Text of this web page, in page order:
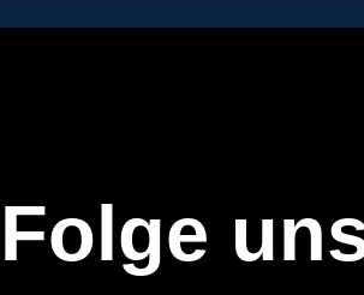
Folge